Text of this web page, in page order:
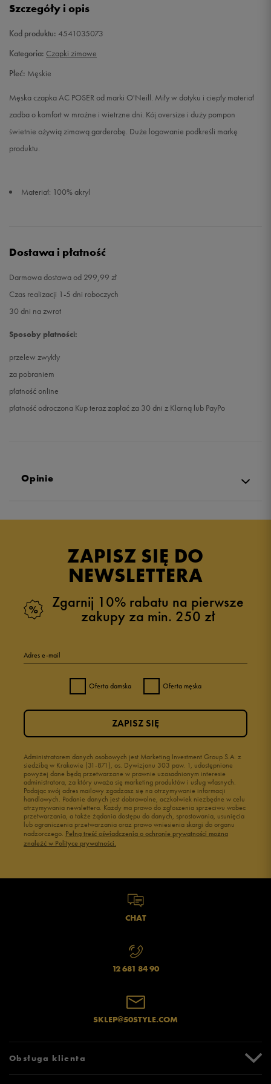
Szczegóły i opis
Kod produktu: 4541035073
Kategoria: Czapki zimowe
Płeć: Męskie
Męska czapka AC POSER od marki O'Neill. Miły w dotyku i ciepły materiał
zadba o komfort w mroźne i wietrzne dni. Kój oversize i duży pompon
świetnie ożywią zimową garderobę. Duże logowanie podkreśli markę
produktu.
Materiał: 100% akryl
Dostawa i płatność
Darmowa dostawa od 299,99 zł
Czas realizacji 1-5 dni roboczych
30 dni na zwrot
Sposoby płatności:
przelew zwykły
za pobraniem
płatność online
płatność odroczona Kup teraz zapłać za 30 dni z Klarną lub PayPo
Opinie
ZAPISZ SIĘ DO
NEWSLETTERA
Zgarnij 10% rabatu na pierwsze
zakupy za min. 250 zł
Adres e-mail
Oferta damska Oferta męska
Administratorem danych osobowych jest Marketing Investment Group S.A. z
siedzibą w Krakowie (31-871), os. Dywizjonu 303 paw. 1, udostępnione
powyżej dane będą przetwarzane w prawnie uzasadnionym interesie
administratora, za który uważa się marketing produktów i usług własnych.
Podając swój adres mailowy zgadzasz się na otrzymywanie informacji
handlowych. Podanie danych jest dobrowolne, aczkolwiek niezbędne w celu
otrzymywania newslettera. Każdy ma prawo do zgłoszenia sprzeciwu wobec
przetwarzania, a także żądania dostępu do danych, sprostowania, usunięcia
lub ograniczenia przetwarzania oraz prawo wniesienia skargi do organu
nadzorczego. Pełną treść oświadczenia o ochronie prywatności można
znaleźć w Polityce prywatności.
ZAPISZ SIĘ
CHAT
12 681 84 90
SKLEP@50STYLE.COM
Obsługa klienta